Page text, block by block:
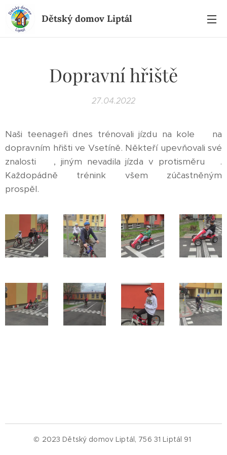
Dětský domov Liptál
Dopravní hřiště
27.04.2022
Naši teenageři dnes trénovali jízdu na kole 🚴na
dopravním hřišti ve Vsetíně. Někteří upevňovali své
znalosti 🚴, jiným nevadila jízda v protisměru🙈.
Každopádně trénink všem zúčastněným
prospěl. 💪👍
© 2023 Dětský domov Liptál, 756 31 Liptál 91